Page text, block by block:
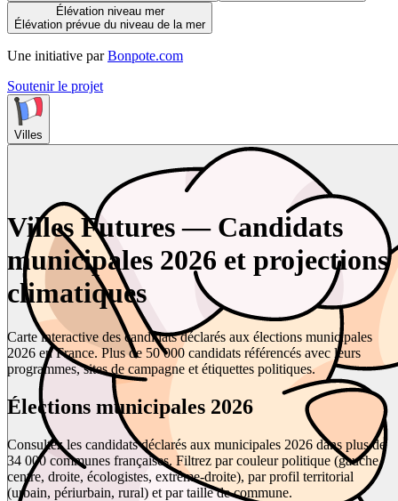
Élévation niveau mer
Élévation prévue du niveau de la mer
Une initiative par Bonpote.com
Soutenir le projet
Villes
Villes Futures — Candidats
municipales 2026 et projections
climatiques
Carte interactive des candidats déclarés aux élections municipales
2026 en France. Plus de 50 000 candidats référencés avec leurs
programmes, sites de campagne et étiquettes politiques.
Élections municipales 2026
Consultez les candidats déclarés aux municipales 2026 dans plus de
34 000 communes françaises. Filtrez par couleur politique (gauche,
centre, droite, écologistes, extrême-droite), par profil territorial
(urbain, périurbain, rural) et par taille de commune.